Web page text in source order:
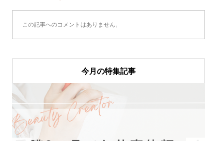
この記事へのコメントはありません。
今月の特集記事